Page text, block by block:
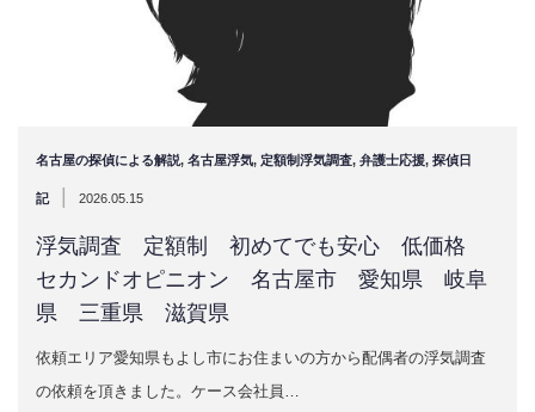
名古屋の探偵による解説, 名古屋浮気, 定額制浮気調査, 弁護士応援, 探偵日
記 | 2026.05.15
浮気調査 定額制 初めてでも安心 低価格
セカンドオピニオン 名古屋市 愛知県 岐阜
県 三重県 滋賀県
依頼エリア愛知県もよし市にお住まいの方から配偶者の浮気調査
の依頼を頂きました。ケース会社員…